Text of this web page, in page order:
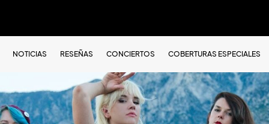
NOTICIAS RESEÑAS CONCIERTOS COBERTURAS ESPECIALES